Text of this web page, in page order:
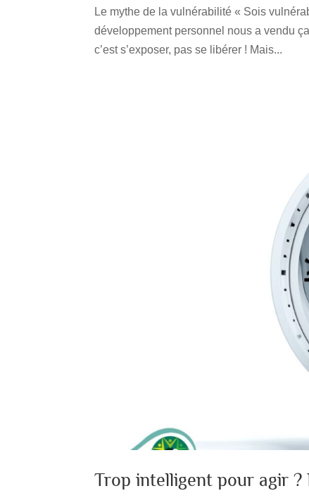
Le mythe de la vulnérabilité « Sois
développement personnel nous a vendu
c’est s’exposer, pas se libérer ! Mais...
Trop intelligent pour agir ?